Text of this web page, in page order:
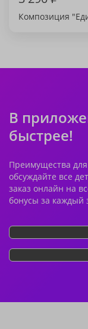
Композиция
В
быстрее!
Преимущества
обсуждайте все
заказ онлайн на
бонусы за каждый